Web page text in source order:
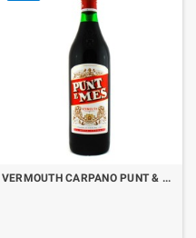
VERMOUTH CARPANO PUNT & MES LT.1